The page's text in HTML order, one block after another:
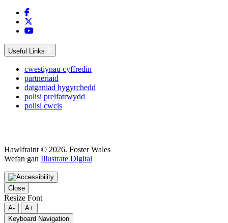
Visit Foster Wales on Facebook
Visit Foster Wales on X
Visit Foster Wales on YouTube
Useful Links
cwestiynau cyffredin
partneriaid
datganiad hygyrchedd
polisi preifatrwydd
polisi cwcis
Hawlfraint © 2026. Foster Wales
Wefan gan Illustrate Digital
Close
Resize Font
A-
A+
Keyboard Navigation